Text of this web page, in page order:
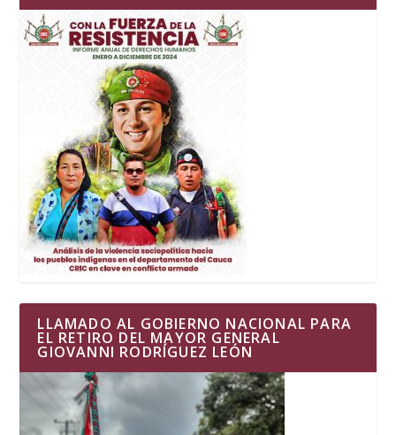
LLAMADO AL GOBIERNO NACIONAL PARA
EL RETIRO DEL MAYOR GENERAL
GIOVANNI RODRÍGUEZ LEÓN